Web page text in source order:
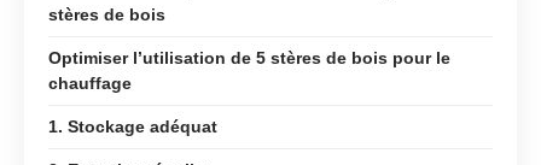
stères de bois
Optimiser l’utilisation de 5 stères de bois pour le
chauffage
1. Stockage adéquat